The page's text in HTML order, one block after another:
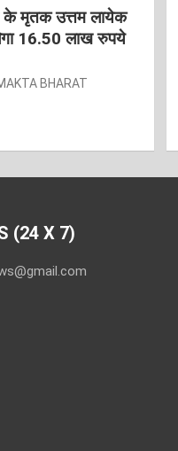
के मृतक उत्तम लायेक
16.50 लाख रुपये
BHARAT
(24 X 7)